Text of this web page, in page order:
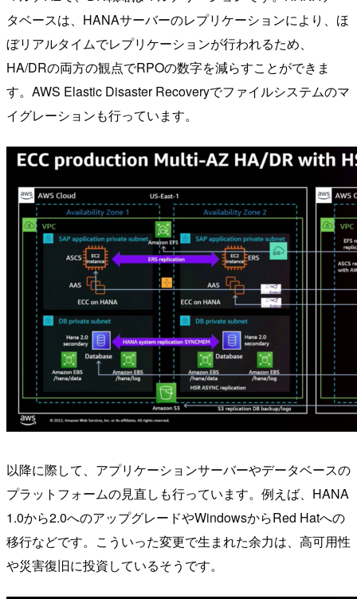
タベースは、HANAサーバーのレプリケーションにより、ほ
ぼリアルタイムでレプリケーションが行われるため、
HA/DRの両方の観点でRPOの数字を減らすことができま
す。AWS Elastic Disaster Recoveryでファイルシステムのマ
イグレーションも行っています。
以降に際して、アプリケーションサーバーやデータベースの
プラットフォームの見直しも行っています。例えば、HANA
1.0から2.0へのアップグレードやWindowsからRed Hatへの
移行などです。こういった変更で生まれた余力は、高可用性
や災害復旧に投資しているそうです。